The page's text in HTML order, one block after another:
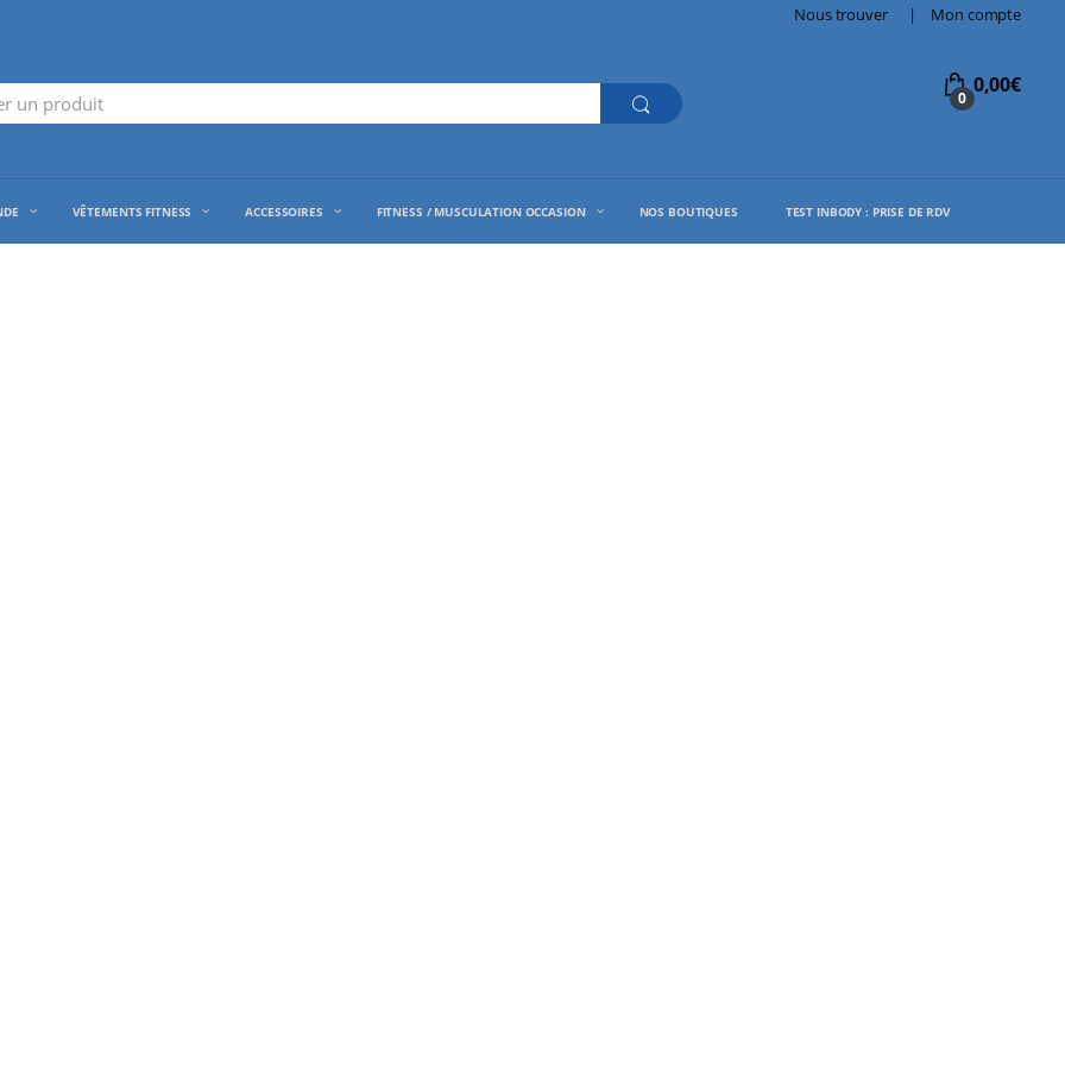
Nous trouver Mon compte
0
0,00€
VÊTEMENTS FITNESS ACCESSOIRES FITNESS / MUSCULATION OCCASION NOS BOUTIQUES TEST INBODY : PRISE DE RDV